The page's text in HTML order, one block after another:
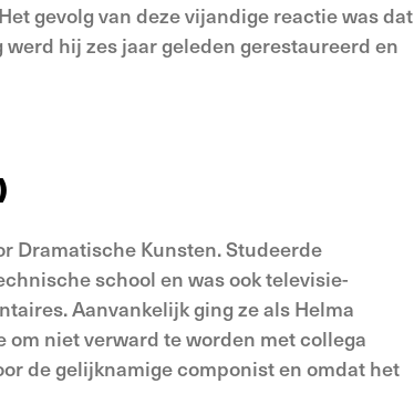
gevolg van deze vijandige reactie was dat
hij zes jaar geleden gerestaureerd en
Dramatische Kunsten. Studeerde
school en was ook televisie-
Aanvankelijk ging ze als Helma
om niet verward te worden met collega
de gelijknamige componist en omdat het